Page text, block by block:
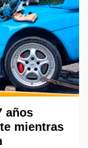
años
mientras